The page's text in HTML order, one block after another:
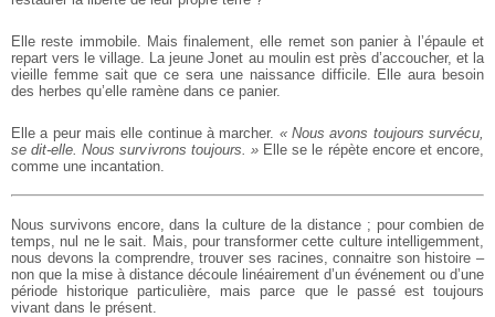
Elle reste immobile. Mais finalement, elle remet son panier à l’épaule et
repart vers le village. La jeune Jonet au moulin est près d’accoucher, et la
vieille femme sait que ce sera une naissance difficile. Elle aura besoin
des herbes qu’elle ramène dans ce panier.
Elle a peur mais elle continue à marcher. « Nous avons toujours survécu,
se dit-elle. Nous survivrons toujours. »Elle se le répète encore et encore,
comme une incantation.
Nous survivons encore, dans la culture de la distance ; pour combien de
temps, nul ne le sait. Mais, pour transformer cette culture intelligemment,
nous devons la comprendre, trouver ses racines, connaitre son histoire –
non que la mise à distance découle linéairement d’un événement ou d’une
période historique particulière, mais parce que le passé est toujours
vivant dans le présent.